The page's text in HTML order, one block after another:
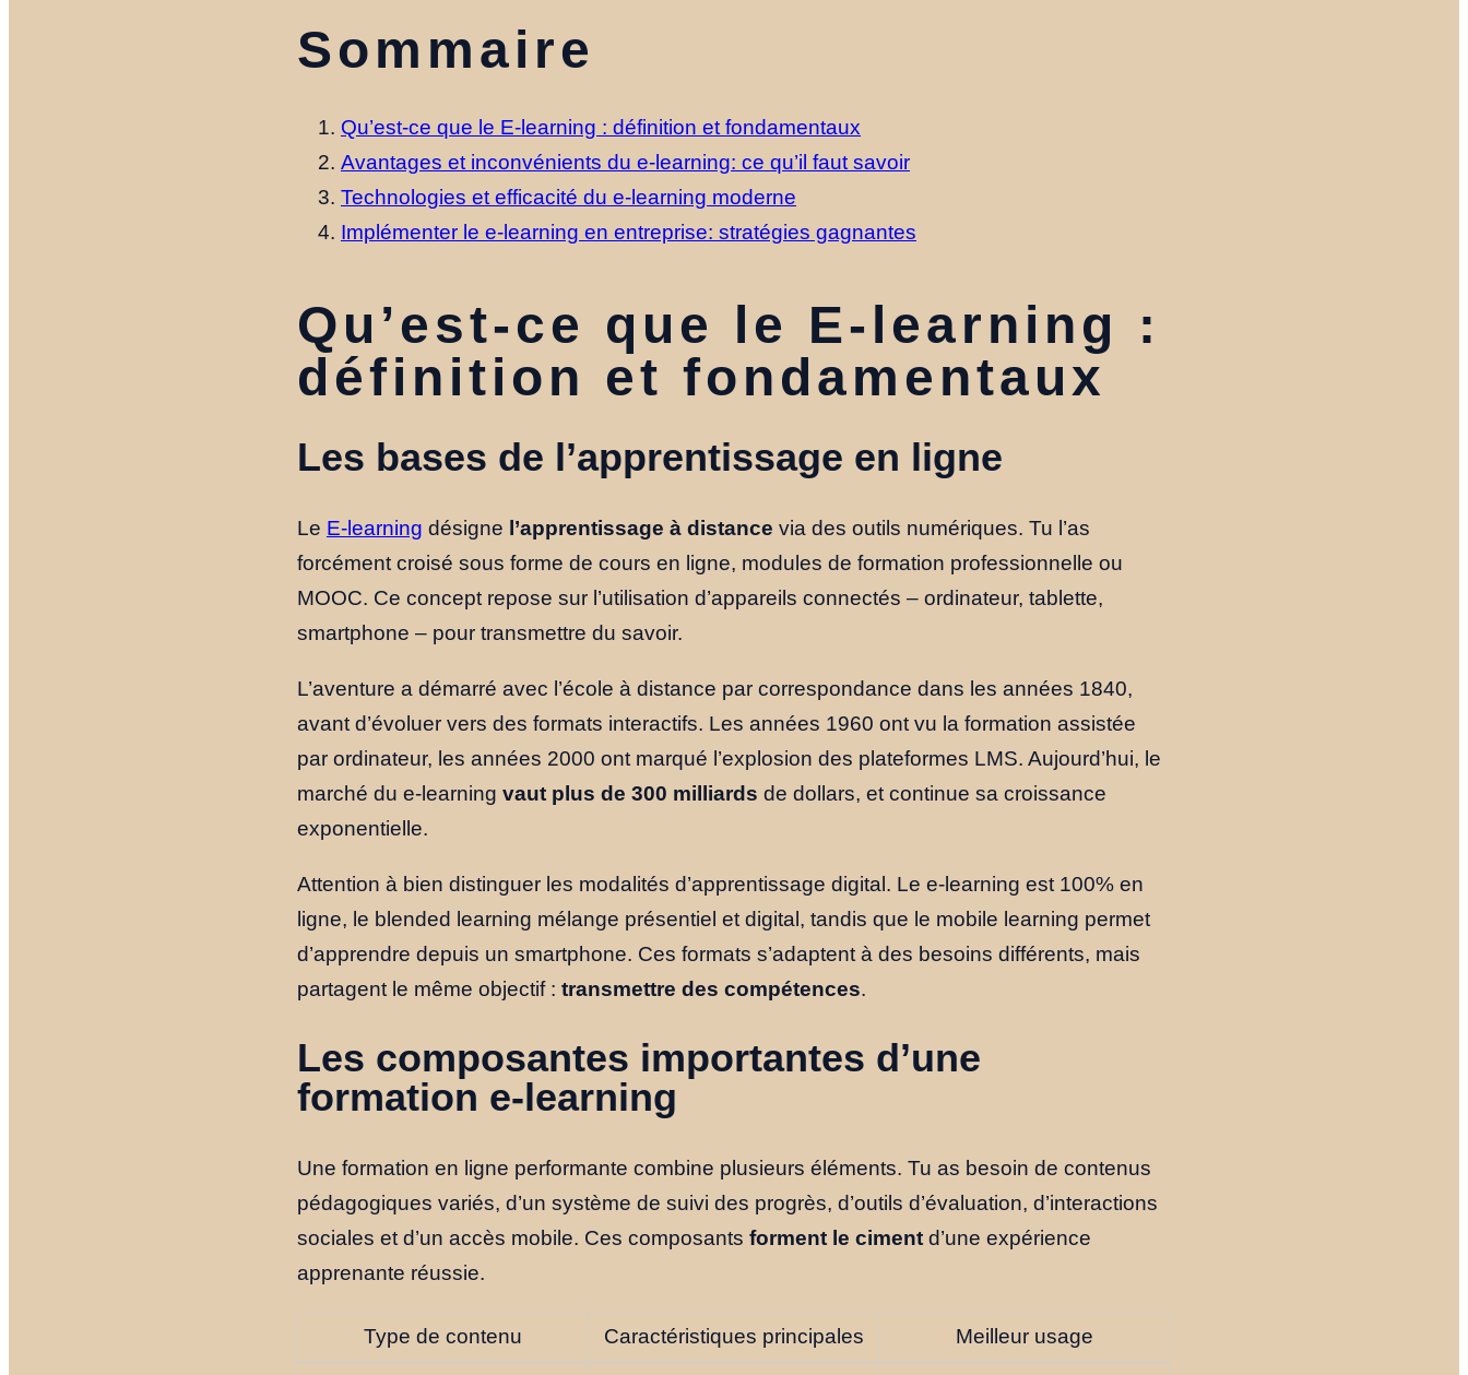
Accueil
Notre Histoire
Le Fondateur
Ressources
Sommaire
Qu’est-ce que le E-learning : définition et fondamentaux
Avantages et inconvénients du e-learning: ce qu’il faut savoir
Technologies et efficacité du e-learning moderne
Implémenter le e-learning en entreprise: stratégies gagnantes
Qu’est-ce que le E-learning :
définition et fondamentaux
Les bases de l’apprentissage en ligne
Le E-learning désigne l’apprentissage à distance via des outils numériques. Tu l’as
forcément croisé sous forme de cours en ligne, modules de formation professionnelle ou
MOOC. Ce concept repose sur l’utilisation d’appareils connectés – ordinateur, tablette,
smartphone – pour transmettre du savoir.
L’aventure a démarré avec l’école à distance par correspondance dans les années 1840,
avant d’évoluer vers des formats interactifs. Les années 1960 ont vu la formation assistée
par ordinateur, les années 2000 ont marqué l’explosion des plateformes LMS. Aujourd’hui, le
marché du e-learning vaut plus de 300 milliards de dollars, et continue sa croissance
exponentielle.
Attention à bien distinguer les modalités d’apprentissage digital. Le e-learning est 100% en
ligne, le blended learning mélange présentiel et digital, tandis que le mobile learning permet
d’apprendre depuis un smartphone. Ces formats s’adaptent à des besoins différents, mais
partagent le même objectif : transmettre des compétences.
Les composantes importantes d’une
formation e-learning
Une formation en ligne performante combine plusieurs éléments. Tu as besoin de contenus
pédagogiques variés, d’un système de suivi des progrès, d’outils d’évaluation, d’interactions
sociales et d’un accès mobile. Ces composants forment le ciment d’une expérience
apprenante réussie.
Type de contenu Caractéristiques principales Meilleur usage